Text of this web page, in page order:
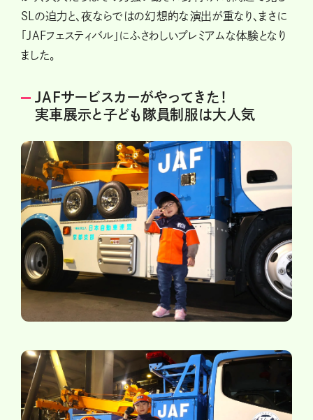
SLの迫力と、夜ならではの幻想的な演出が重なり、まさに
「JAFフェスティバル」にふさわしいプレミアムな体験となり
ました。
JAFサービスカーがやってきた！
実車展示と子ども隊員制服は大人気